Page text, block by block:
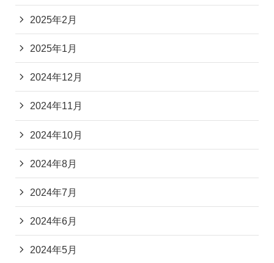
2025年2月
2025年1月
2024年12月
2024年11月
2024年10月
2024年8月
2024年7月
2024年6月
2024年5月